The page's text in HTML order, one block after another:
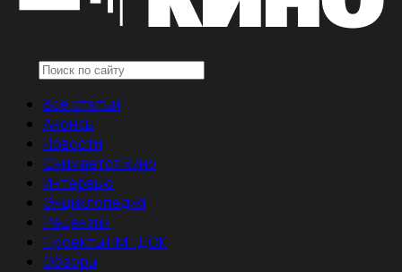
Все статьи
Анонсы
Новости
Снимается кино
Интервью
Энциклопедия
Рецензии
Проекты НМГ ДОК
Обзоры